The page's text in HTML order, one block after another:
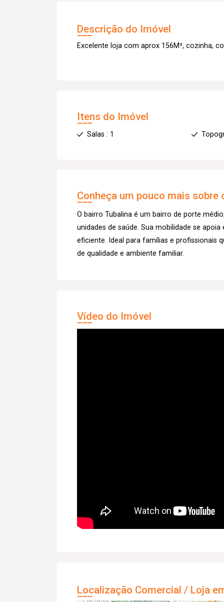
Descrição do Imóvel
Excelente loja com aprox 156M², cozinha,
Itens do Imóvel
Salas : 1
Conheça um pouco mais sobre
O bairro Tubalina é um bairro de porte
unidades de saúde. Sua mobilidade se
eficiente. Ideal para famílias e profissionais
de qualidade e ambiente familiar.
Vídeo do Imóvel
Localização Comercial / Loja